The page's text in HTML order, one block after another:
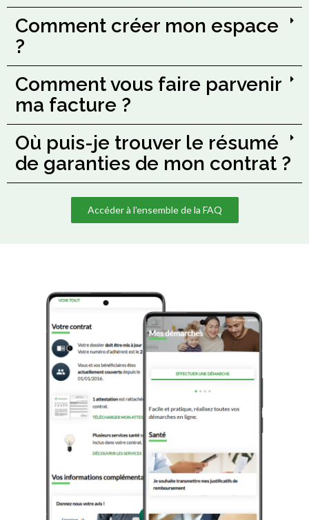
Comment créer mon espace
?
Comment vous faire parvenir
ma facture ?
Où puis-je trouver le résumé
de garanties de mon contrat ?
Accéder à l'ensemble de la FAQ